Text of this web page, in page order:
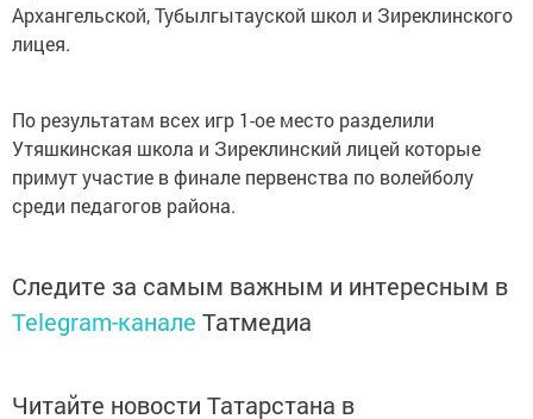
Архангельской, Тубылгытауской школ и Зиреклинского
лицея.
По результатам всех игр 1-ое место разделили
Утяшкинская школа и Зиреклинский лицей которые
примут участие в финале первенства по волейболу
среди педагогов района.
Следите за самым важным и интересным в
Telegram-канале Татмедиа
Читайте новости Татарстана в